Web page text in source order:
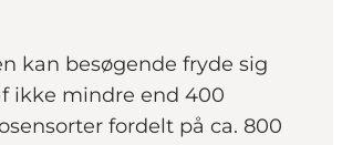
kan besøgende fryde sig
ikke mindre end 400
fordelt på ca. 800